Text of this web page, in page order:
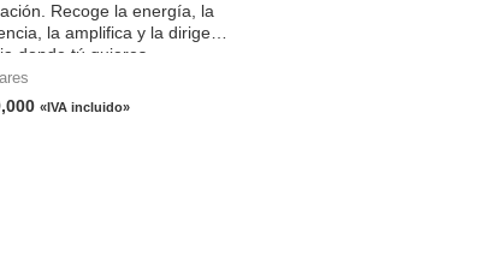
Recoge la energía, la
la amplifica y la dirige
donde tú quieres.
«IVA incluido»